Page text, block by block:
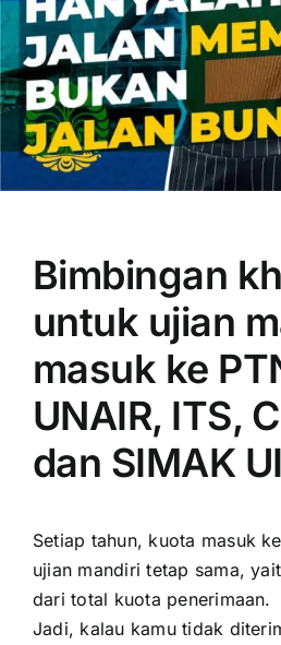
OUR
CONTACT
Bimbingan
untuk ujian
masuk ke
UNAIR, ITS,
dan SIMAK UI
Setiap tahun, kuota masuk
ujian mandiri tetap sama,
dari total kuota penerimaan.
Jadi, kalau kamu tidak